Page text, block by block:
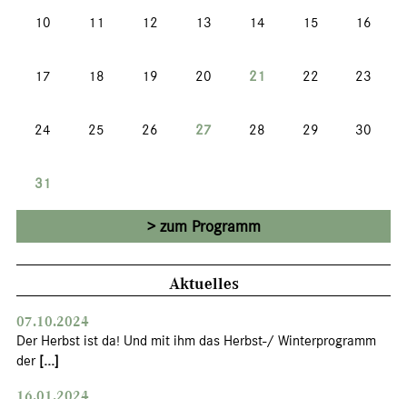
10 11 12 13 14 15 16
17 18 19 20 21 22 23
24 25 26 27 28 29 30
31
zum Programm
Aktuelles
07.10.2024
Der Herbst ist da! Und mit ihm das Herbst-/ Winterprogramm
der [...]